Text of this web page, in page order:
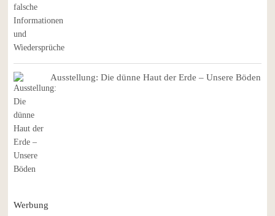
Ausstellung: Die dünne Haut der Erde – Unsere Böden
Werbung